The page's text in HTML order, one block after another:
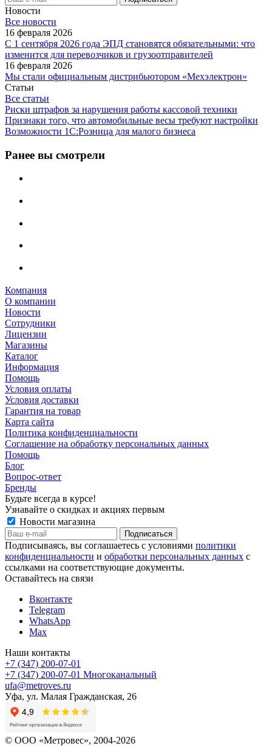
Новости
Все новости
16 февраля 2026
С 1 сентября 2026 года ЭПД становятся обязательными: что
изменится для перевозчиков и грузоотправителей
16 февраля 2026
Мы стали официальным дистрибьютором «Мехэлектрон»
Статьи
Все статьи
Риски штрафов за нарушения работы кассовой техники
Признаки того, что автомобильные весы требуют настройки
Возможности 1С:Розница для малого бизнеса
Ранее вы смотрели
Компания
О компании
Новости
Сотрудники
Лицензии
Магазины
Каталог
Информация
Помощь
Условия оплаты
Условия доставки
Гарантия на товар
Карта сайта
Политика конфиденциальности
Соглашение на обработку персональных данных
Помощь
Блог
Вопрос-ответ
Бренды
Будьте всегда в курсе!
Узнавайте о скидках и акциях первым
Новости магазина
Подписываясь, вы соглашаетесь с условиями политики
конфиденциальности и обработки персональных данных с
ссылками на соответствующие документы.
Оставайтесь на связи
Вконтакте
Telegram
WhatsApp
Max
Наши контакты
+7 (347) 200-07-01
+7 (347) 200-07-01 Многоканальный
ufa@metroves.ru
Уфа, ул. Малая Гражданская, 26
© ООО «Метровес», 2004-2026